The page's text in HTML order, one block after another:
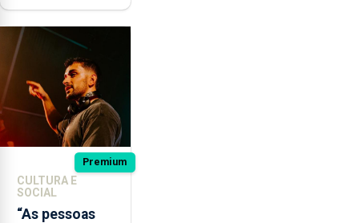
Premium
CULTURA E
SOCIAL
“As pessoas